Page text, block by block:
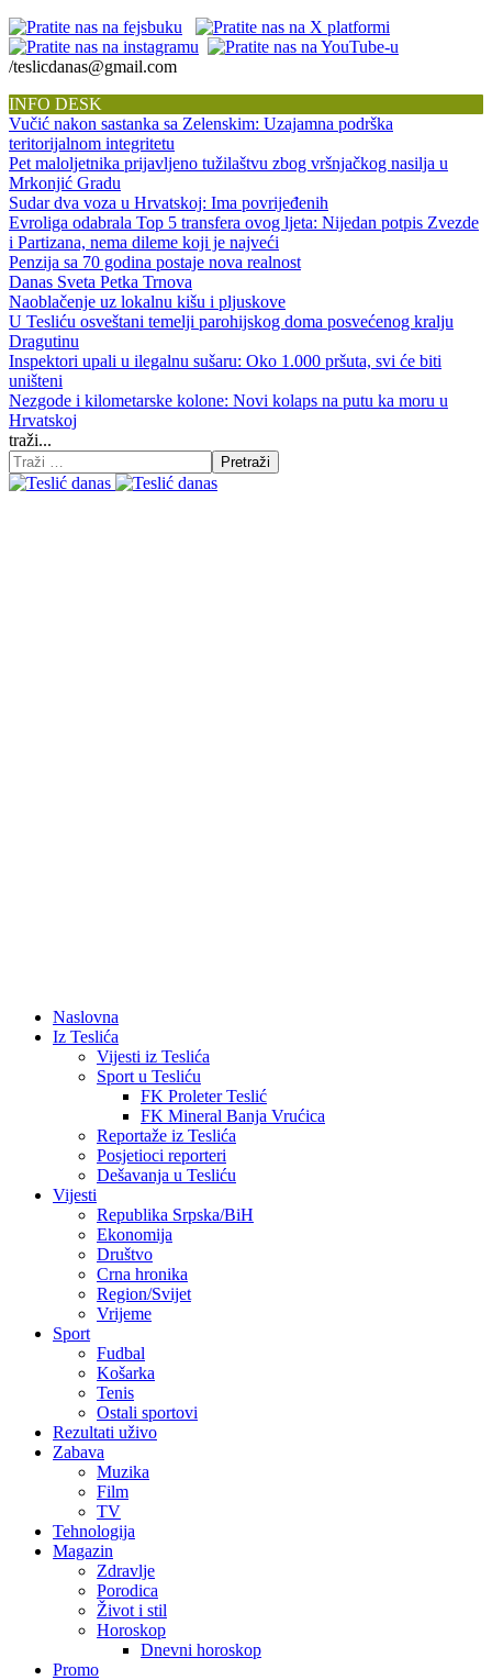
/teslicdanas@gmail.com
INFO DESK
Vučić nakon sastanka sa Zelenskim: Uzajamna podrška
teritorijalnom integritetu
Pet maloljetnika prijavljeno tužilaštvu zbog vršnjačkog nasilja u
Mrkonjić Gradu
Sudar dva voza u Hrvatskoj: Ima povrijeđenih
Evroliga odabrala Top 5 transfera ovog ljeta: Nijedan potpis Zvezde
i Partizana, nema dileme koji je najveći
Penzija sa 70 godina postaje nova realnost
Danas Sveta Petka Trnova
Naoblačenje uz lokalnu kišu i pljuskove
U Tesliću osveštani temelji parohijskog doma posvećenog kralju
Dragutinu
Inspektori upali u ilegalnu sušaru: Oko 1.000 pršuta, svi će biti
uništeni
Nezgode i kilometarske kolone: Novi kolaps na putu ka moru u
Hrvatskoj
traži...
Pretraži
Naslovna
Iz Teslića
Vijesti iz Teslića
Sport u Tesliću
FK Proleter Teslić
FK Mineral Banja Vrućica
Reportaže iz Teslića
Posjetioci reporteri
Dešavanja u Tesliću
Vijesti
Republika Srpska/BiH
Ekonomija
Društvo
Crna hronika
Region/Svijet
Vrijeme
Sport
Fudbal
Košarka
Tenis
Ostali sportovi
Rezultati uživo
Zabava
Muzika
Film
TV
Tehnologija
Magazin
Zdravlje
Porodica
Život i stil
Horoskop
Dnevni horoskop
Promo